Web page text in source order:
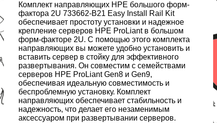
Комплект направляющих HPE большого форм-
фактора 2U 733662-B21 Easy Install Rail Kit
обеспечивает простоту установки и надежное
крепление серверов HPE ProLiant в большом
форм-факторе 2U. С помощью этого комплекта
направляющих вы можете удобно установить и
вставить сервер в стойку для эффективного
развертывания. Он совместим с семействами
серверов HPE ProLiant Gen8 и Gen9,
обеспечивая идеальную совместимость и
беспроблемную установку. Комплект
направляющих обеспечивает стабильность и
надежность, что делает его незаменимым
аксессуаром при развертывании серверов.